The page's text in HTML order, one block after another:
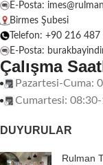
E-Posta:
Birmes Şubesi
Telefon: +90 216
E-Posta:
Çalışma
Pazartesi-Cuma:
Cumartesi:
DUYURULAR
Rulman